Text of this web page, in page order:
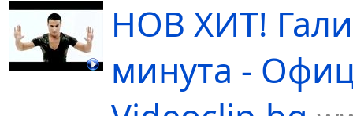
НОВ ХИТ!
минута -